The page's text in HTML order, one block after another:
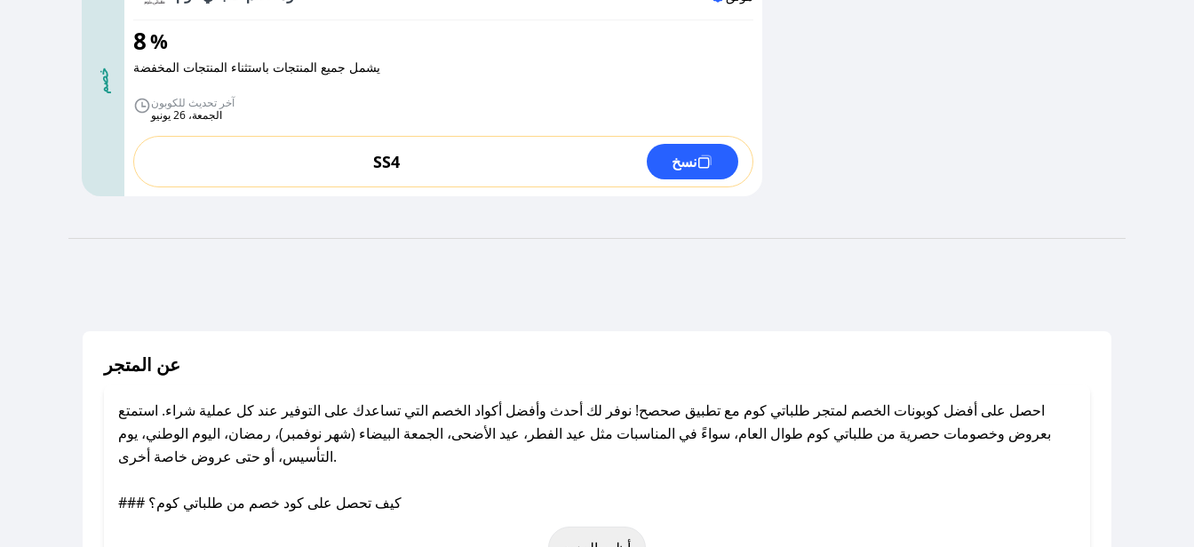
خصم
8%
يشمل جميع المنتجات باستثناء المنتجات المخفضة
آخر تحديث للكوبون
الجمعة، 26 يونيو
SS4 نسخ
عن المتجر
احصل على أفضل كوبونات الخصم لمتجر طلباتي كوم مع تطبيق صحصح! نوفر لك أحدث وأفضل أكواد الخصم التي تساعدك على التوفير عند كل عملية شراء. استمتع
بعروض وخصومات حصرية من طلباتي كوم طوال العام، سواءً في المناسبات مثل عيد الفطر، عيد الأضحى، الجمعة البيضاء (شهر نوفمبر)، رمضان، اليوم الوطني، يوم
التأسيس، أو حتى عروض خاصة أخرى.
### كيف تحصل على كود خصم من طلباتي كوم؟
باستخدام تطبيق صحصح، يمكنك العثور بسهولة على كود خصم طلباتي كوم. وفي حال عدم توفر الكوبون، تواصل معنا عبر تويتر أو البريد الإلكتروني لإضافته بسرعة.